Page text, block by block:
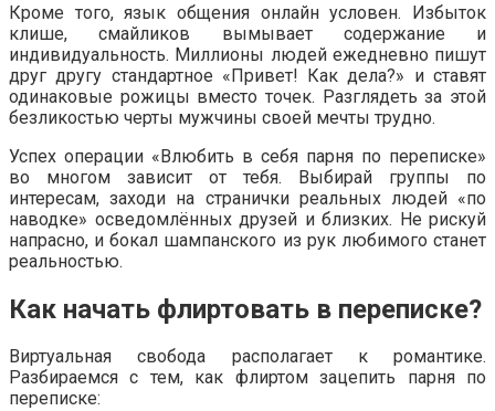
Кроме того, язык общения онлайн условен. Избыток
клише, смайликов вымывает содержание и
индивидуальность. Миллионы людей ежедневно пишут
друг другу стандартное «Привет! Как дела?» и ставят
одинаковые рожицы вместо точек. Разглядеть за этой
безликостью черты мужчины своей мечты трудно.
Успех операции «Влюбить в себя парня по переписке»
во многом зависит от тебя. Выбирай группы по
интересам, заходи на странички реальных людей «по
наводке» осведомлённых друзей и близких. Не рискуй
напрасно, и бокал шампанского из рук любимого станет
реальностью.
Как начать флиртовать в переписке?
Виртуальная свобода располагает к романтике.
Разбираемся с тем, как флиртом зацепить парня по
переписке: